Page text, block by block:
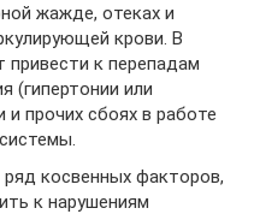
жажде, отеках и
крови. В
к перепадам
(гипертонии или
и прочих сбоях в работе
косвенных факторов,
к нарушениям